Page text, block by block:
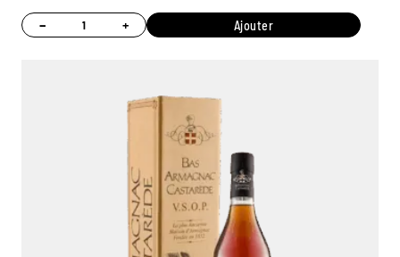
− + Ajouter